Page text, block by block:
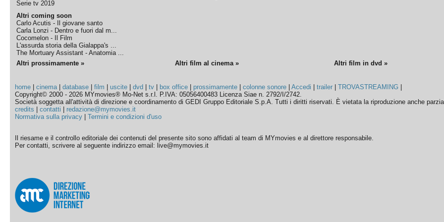
Serie tv 2019
Altri coming soon
Carlo Acutis - Il giovane santo
Carla Lonzi - Dentro e fuori dal m...
Cocomelon - Il Film
L'assurda storia della Gialappa's ...
The Mortuary Assistant - Anatomia ...
Altri prossimamente » Altri film al cinema » Altri film in dvd »
home |cinema|database |film |uscite |dvd |tv box office prossimamente |colonne sonore |Accedi |trailer |TROVASTREAMING
Copyright© 2000 - 2026 MYmovies® Mo-Net s.r.l. P.IVA: 05056400483 Licenza Siae n. 2792/I/2742.
Società soggetta all'attività di direzione e coordinamento di GEDI Gruppo Editoriale S.p.A. Tutti i diritti riservati. È vietata la riproduzione anche
credits |contatti
redazione@mymovies.it
Normativa sulla privacy |Termini e condizioni d'uso
Il riesame e il controllo editoriale dei contenuti del presente sito sono affidati al team di MYmovies e al direttore responsabile.
Per contatti, scrivere al seguente indirizzo email: live@mymovies.it